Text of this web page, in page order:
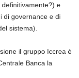
e
di governance e di
sistema).
il gruppo Iccrea è
Banca la